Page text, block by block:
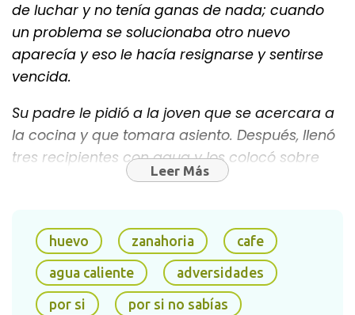
de luchar y no tenía ganas de nada; cuando
un problema se solucionaba otro nuevo
aparecía y eso le hacía resignarse y sentirse
vencida.
Su padre le pidió a la joven que se acercara a
la cocina y que tomara asiento. Después, llenó
tres recipientes con agua y los colocó sobre
fuego. Cuando el agua comenzó a hervir
huevoy en el último vertió unos granos de
café.
Leer Más
huevo zanahoria cafe
agua caliente adversidades
por si por si no sabías